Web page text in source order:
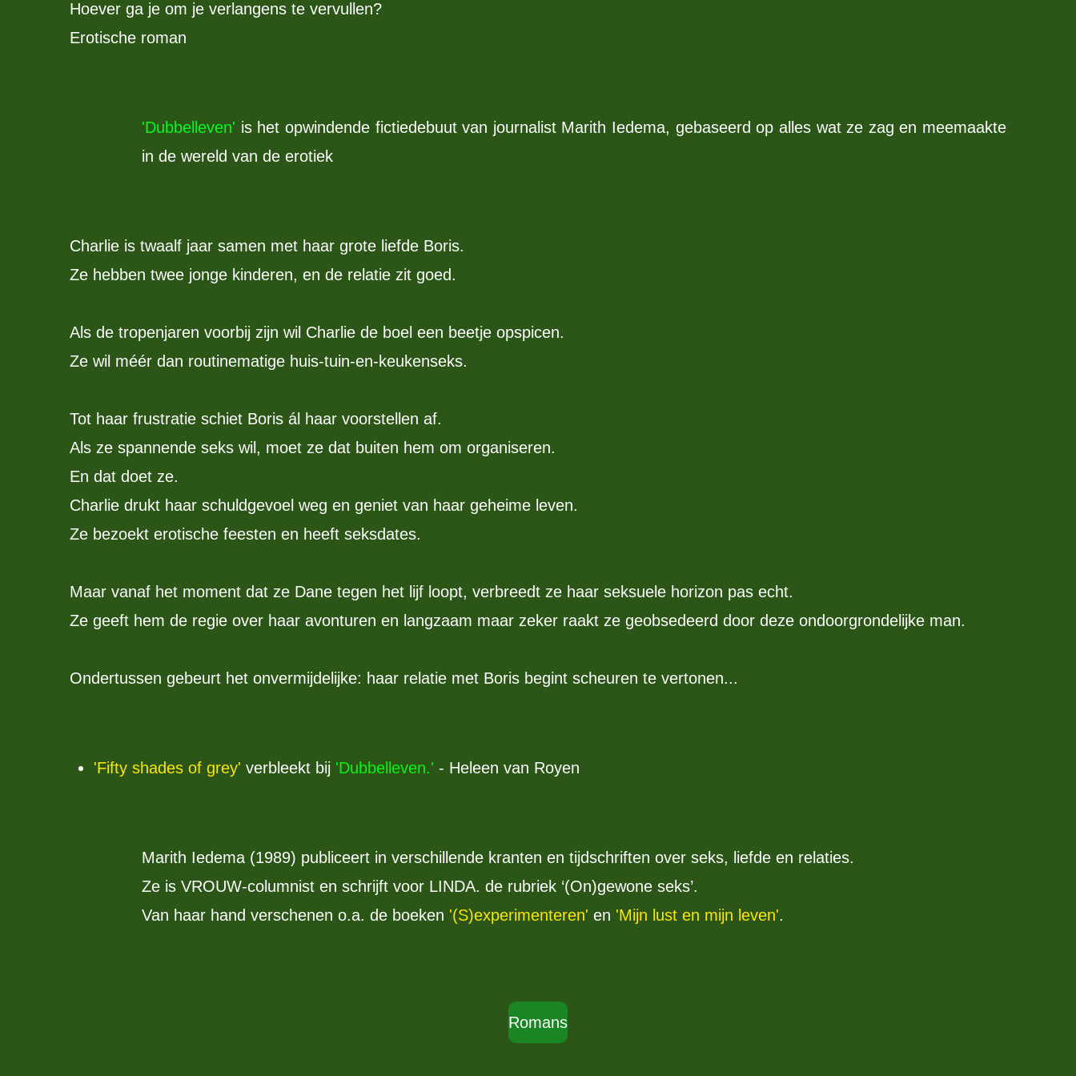
Hoever ga je om je verlangens te vervullen?
Erotische roman
'Dubbelleven' is het opwindende fictiedebuut van journalist Marith Iedema, gebaseerd op alles wat ze zag en meemaakte
in de wereld van de erotiek
Charlie is twaalf jaar samen met haar grote liefde Boris.
Ze hebben twee jonge kinderen, en de relatie zit goed.
Als de tropenjaren voorbij zijn wil Charlie de boel een beetje opspicen.
Ze wil méér dan routinematige huis-tuin-en-keukenseks.
Tot haar frustratie schiet Boris ál haar voorstellen af.
Als ze spannende seks wil, moet ze dat buiten hem om organiseren.
En dat doet ze.
Charlie drukt haar schuldgevoel weg en geniet van haar geheime leven.
Ze bezoekt erotische feesten en heeft seksdates.
Maar vanaf het moment dat ze Dane tegen het lijf loopt, verbreedt ze haar seksuele horizon pas echt.
Ze geeft hem de regie over haar avonturen en langzaam maar zeker raakt ze geobsedeerd door deze ondoorgrondelijke man.
Ondertussen gebeurt het onvermijdelijke: haar relatie met Boris begint scheuren te vertonen...
'Fifty shades of grey' verbleekt bij 'Dubbelleven.' - Heleen van Royen
Marith Iedema (1989) publiceert in verschillende kranten en tijdschriften over seks, liefde en relaties.
Ze is VROUW-columnist en schrijft voor LINDA. de rubriek ‘(On)gewone seks’.
Van haar hand verschenen o.a. de boeken '(S)experimenteren' en 'Mijn lust en mijn leven'.
Romans